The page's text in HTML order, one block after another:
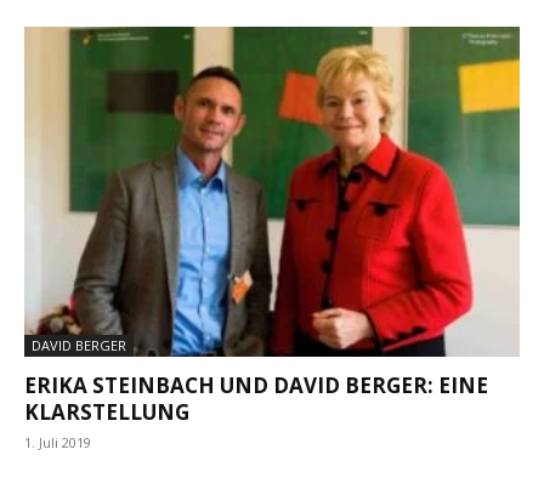
DAVID BERGER
ERIKA STEINBACH UND DAVID BERGER: EINE
KLARSTELLUNG
1. Juli 2019